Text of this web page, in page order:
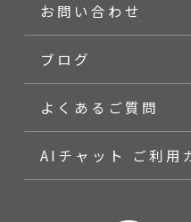
お問い合わせ
ブログ
よくあるご質問
AIチャット ご利用